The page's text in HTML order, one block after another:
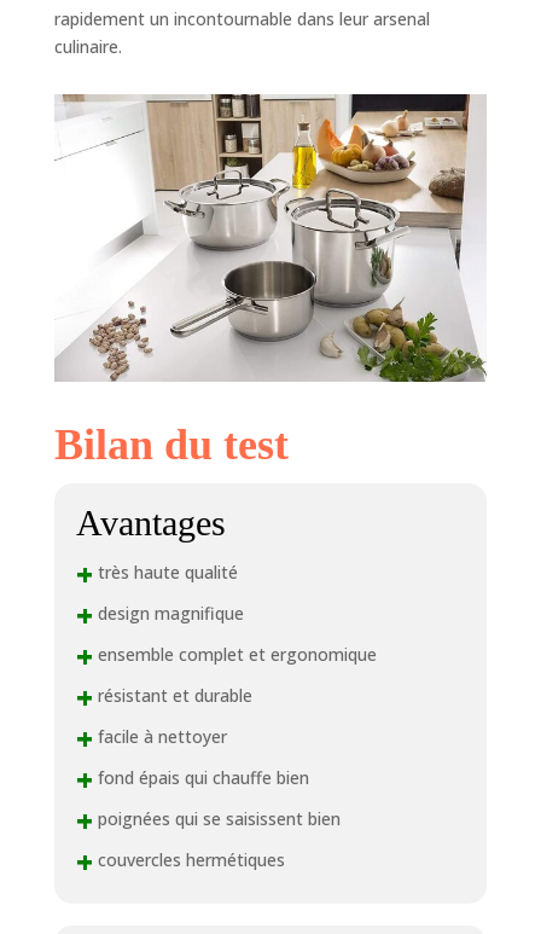
rapidement un incontournable dans leur arsenal
culinaire.
Bilan du test
Avantages
+ très haute qualité
+ design magnifique
+ ensemble complet et ergonomique
+ résistant et durable
+ facile à nettoyer
+ fond épais qui chauffe bien
+ poignées qui se saisissent bien
+ couvercles hermétiques